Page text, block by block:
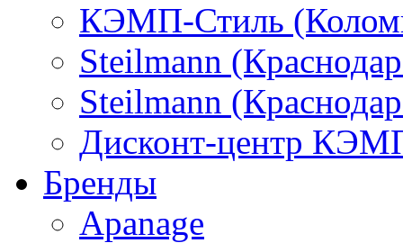
КЭМП-Стиль
Steilmann
Steilmann
Дисконт-центр
Бренды
Apanage